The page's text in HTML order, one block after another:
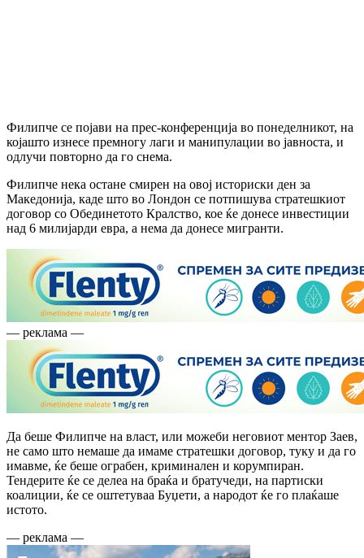
Филипче се појави на прес-конференција во понеделникот, на
којашто изнесе премногу лаги и манипулации во јавноста, и
одлучи повторно да го снема.
Филипче нека остане смирен на овој историски ден за
Македонија, каде што во Лондон се потпишува стратешкиот
договор со Обединетото Кралство, кое ќе донесе инвестиции
над 6 милијарди евра, а нема да донесе мигранти.
— реклама —
Да беше Филипче на власт, или можеби неговиот ментор Заев,
не само што немаше да имаме стратешки договор, туку и да го
имавме, ќе беше ограбен, криминален и корумпиран.
Тендерите ќе се делеа на браќа и братучеди, на партиски
коалиции, ќе се оштетуваа Буџети, а народот ќе го плаќаше
истото.
— реклама —